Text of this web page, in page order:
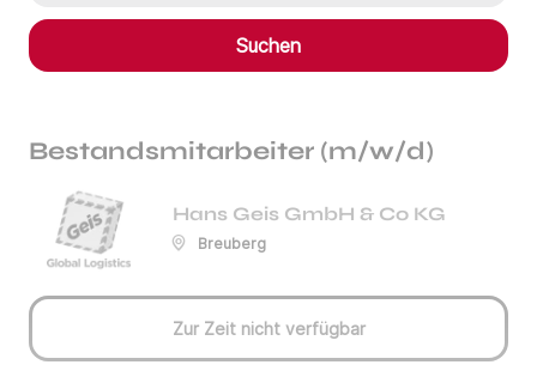
Suchen
Bestandsmitarbeiter (m/w/d)
Hans Geis GmbH & Co KG
Breuberg
Zur Zeit nicht verfügbar